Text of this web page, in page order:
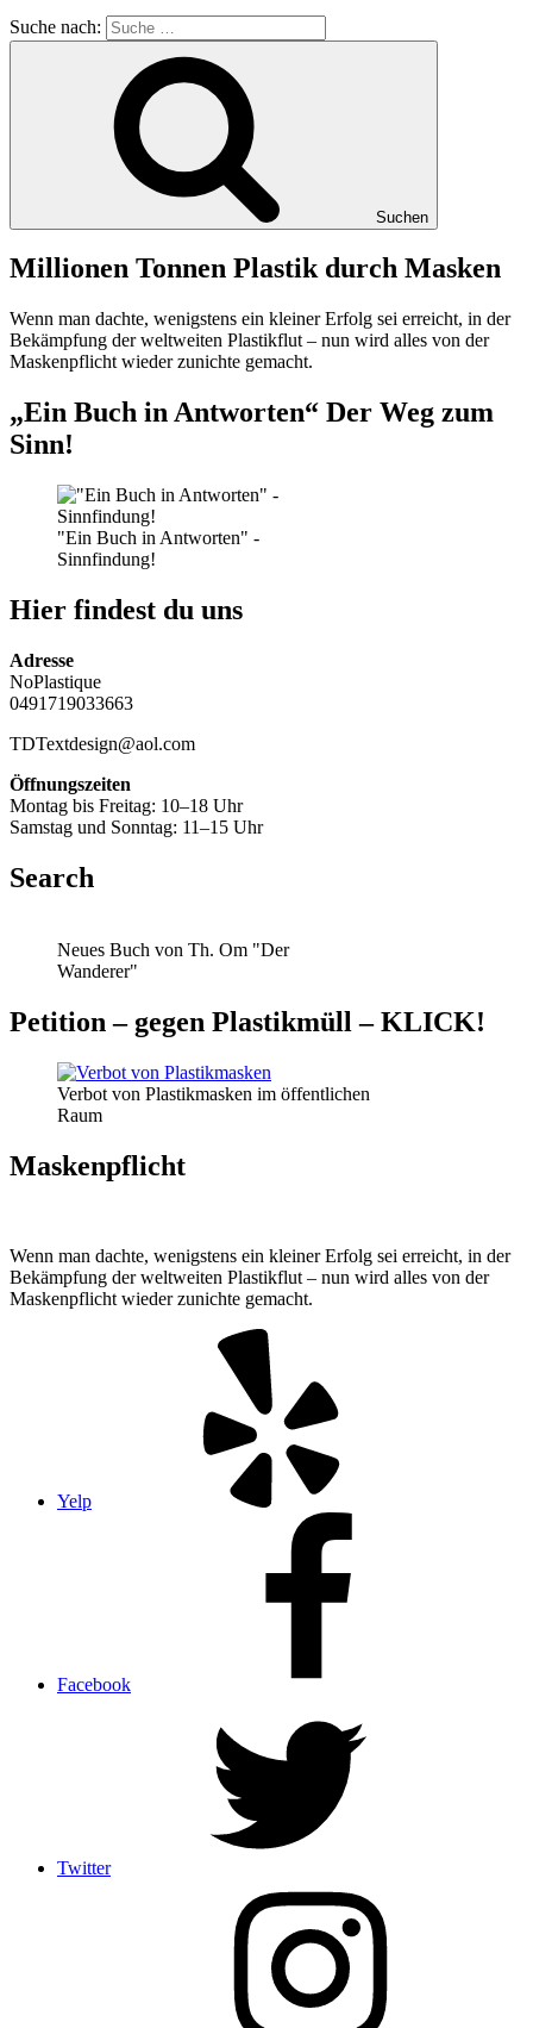
Suche nach:
Suchen
Millionen Tonnen Plastik durch Masken
Wenn man dachte, wenigstens ein kleiner Erfolg sei erreicht, in der
Bekämpfung der weltweiten Plastikflut – nun wird alles von der
Maskenpflicht wieder zunichte gemacht.
„Ein Buch in Antworten“ Der Weg zum
Sinn!
"Ein Buch in Antworten" -
Sinnfindung!
Hier findest du uns
Adresse
NoPlastique
0491719033663
TDTextdesign@aol.com
Öffnungszeiten
Montag bis Freitag: 10–18 Uhr
Samstag und Sonntag: 11–15 Uhr
Search
Neues Buch von Th. Om "Der
Wanderer"
Petition – gegen Plastikmüll – KLICK!
Verbot von Plastikmasken im öffentlichen
Raum
Maskenpflicht
Wenn man dachte, wenigstens ein kleiner Erfolg sei erreicht, in der
Bekämpfung der weltweiten Plastikflut – nun wird alles von der
Maskenpflicht wieder zunichte gemacht.
Yelp
Facebook
Twitter